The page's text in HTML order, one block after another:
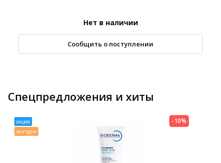
Нет в наличии
Сообщить о поступлении
Спецпредложения и хиты
акция
выгодно
-10%